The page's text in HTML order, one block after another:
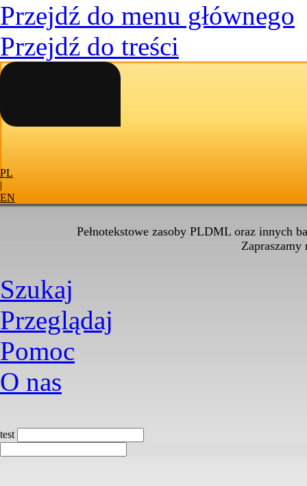
Przejdź do menu głównego
Przejdź do treści
PL
|
EN
Pełnotekstowe zasoby PLDML oraz innych
Zapraszamy
Szukaj
Przeglądaj
Pomoc
O nas
test